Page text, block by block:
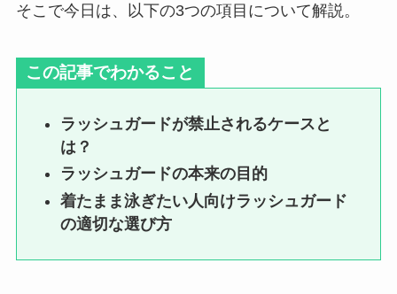
そこで今日は、以下の3つの項目について解説。
この記事でわかること
ラッシュガードが禁止されるケースと
は？
ラッシュガードの本来の目的
着たまま泳ぎたい人向けラッシュガード
の適切な選び方